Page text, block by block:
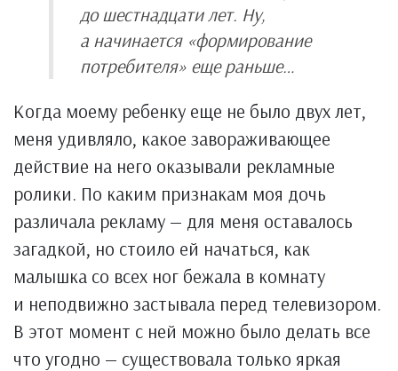
до шестнадцати лет. Ну,
а начинается «формирование
потребителя» еще раньше…
Когда моему ребенку еще не было двух лет,
меня удивляло, какое завораживающее
действие на него оказывали рекламные
ролики. По каким признакам моя дочь
различала рекламу — для меня оставалось
загадкой, но стоило ей начаться, как
малышка со всех ног бежала в комнату
и неподвижно застывала перед телевизором.
В этот момент с ней можно было делать все
что угодно — существовала только яркая